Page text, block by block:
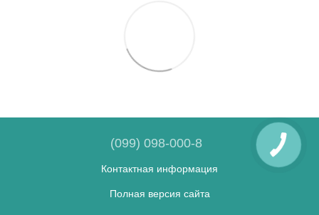
(099) 098-000-8
Контактная информация
Полная версия сайта